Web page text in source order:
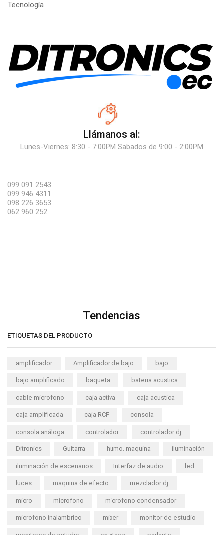
Tecnología
Llámanos al:
Lunes-Viernes: 8:30 - 7:00PM Sabados de 9:00 - 2:00PM
099 091 2543
099 946 4311
098 226 3653
062 960 252
Tendencias
ETIQUETAS DEL PRODUCTO
amplificador Amplificador de bajo bajo
bajo amplificado baqueta bateria acustica
cable microfono caja activa caja acustica
caja amplificada caja RCF consola
consola análoga controlador controlador dj
Ditronics Guitarra humo. maquina iluminación
iluminación de escenarios Interfaz de audio led
luces maquina de efecto mezclador dj
micro microfono microfono condensador
microfono inalambrico mixer monitor de estudio